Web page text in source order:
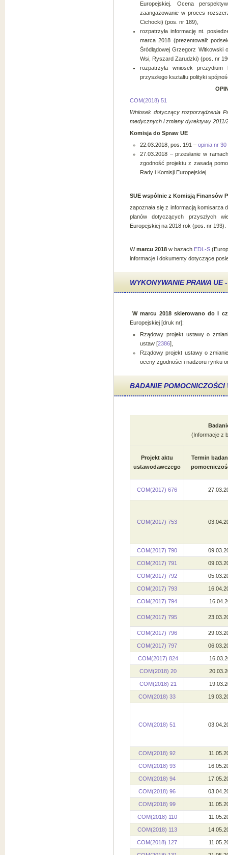
Europejskiej. Ocena
zaangażowanie w proces
Cichocki) (pos. nr 189),
rozpatrzyła informację nt.
marca 2018 (prezentowali:
Śródlądowej Grzegorz Witkowski
Wsi, Ryszard Zarudzki) (pos. nr
rozpatrzyła wniosek
przyszłego kształtu polityki
COM(2018) 51
Wniosek dotyczący rozporządzenia
medycznych i zmiany dyrektywy 2011/
Komisja do Spraw UE
22.03.2018, pos. 191 – opinia nr 30
27.03.2018 – przesłanie w
zgodność projektu z zasadą
Rady i Komisji Europejskiej
SUE wspólnie z Komisją Finansów
zapoznała się z informacją komisarza
planów dotyczących przyszłych
Europejskiej na 2018 rok (pos. nr 193).
Wmarcu 2018 w bazach EDL-S
informacje i dokumenty dotyczące
WYKONYWANIE PRAWA UE
W marcu 2018 skierowano do I
Europejskiej [druk nr]:
Rządowy projekt ustawy o
ustaw [2386],
Rządowy projekt ustawy o
oceny zgodności i nadzoru rynku
BADANIE
(Informacje z
Projekt aktu
ustawodawczego
Termin
COM(2017) 676
COM(2017) 753
COM(2017) 790
COM(2017) 791
COM(2017) 792
COM(2017) 793
COM(2017) 794
COM(2017) 795
COM(2017) 796
COM(2017) 797
COM(2017) 824
COM(2018) 20
COM(2018) 21
COM(2018) 33
COM(2018) 51
COM(2018) 92
COM(2018) 93
COM(2018) 94
COM(2018) 96
COM(2018) 99
COM(2018) 110
COM(2018) 113
COM(2018) 127